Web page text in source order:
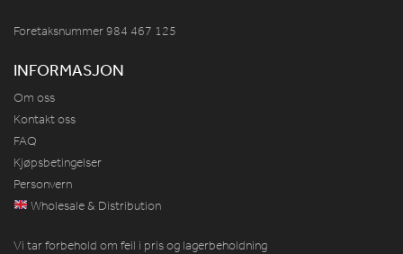
Foretaksnummer 984 467 125
INFORMASJON
Om oss
Kontakt oss
FAQ
Kjøpsbetingelser
Personvern
Wholesale & Distribution
Vi tar forbehold om feil i pris og lagerbeholdning